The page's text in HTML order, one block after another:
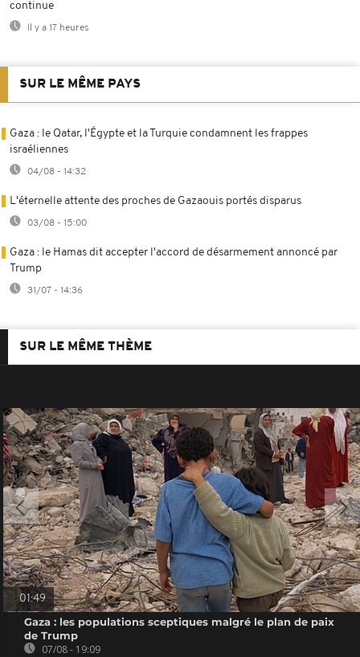
continue
Il y a 17 heures
SUR LE MÊME PAYS
Gaza : le Qatar, l'Égypte et la Turquie condamnent les frappes
israéliennes
04/08 - 14:32
L'éternelle attente des proches de Gazaouis portés disparus
03/08 - 15:00
Gaza : le Hamas dit accepter l'accord de désarmement annoncé par
Trump
31/07 - 14:36
SUR LE MÊME THÈME
01:49
Gaza : les populations sceptiques malgré le plan de paix
de Trump
07/08 - 19:09